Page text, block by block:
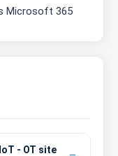
Microsoft 365
- OT site